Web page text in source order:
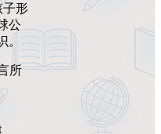
子形
公
。
所